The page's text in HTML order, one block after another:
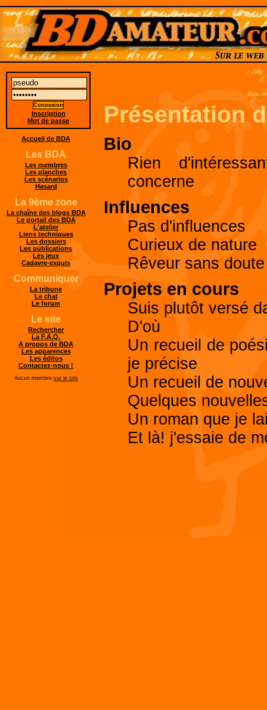
Présentation
Bio
Rien
concerne
Influences
Pas d'influences
Curieux de nature
Rêveur sans
Projets en cours
Suis plutôt versé
D'où
Un recueil de
je précise
Un recueil de
Quelques
Un roman que je
Et là! j'essaie de
Inscription
Mot de passe
Accueil de BDA
Les BDA
Les membres
Les planches
Les scénarios
Hasard
La 9ème zone
La chaîne des blogs BDA
Le portail des BDA
L'atelier
Liens techniques
Les dossiers
Les publications
Les jeux
Cadavre-exquis
Communiquer
La tribune
Le chat
Le forum
Le site
Rechercher
La F.A.Q.
A propos de BDA
Les apparences
Les éditos
Contactez-nous !
Aucun membre sur le site